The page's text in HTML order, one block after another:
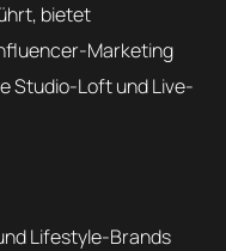
bietet
Marketing
Studio-Loft und Live-
Lifestyle-Brands